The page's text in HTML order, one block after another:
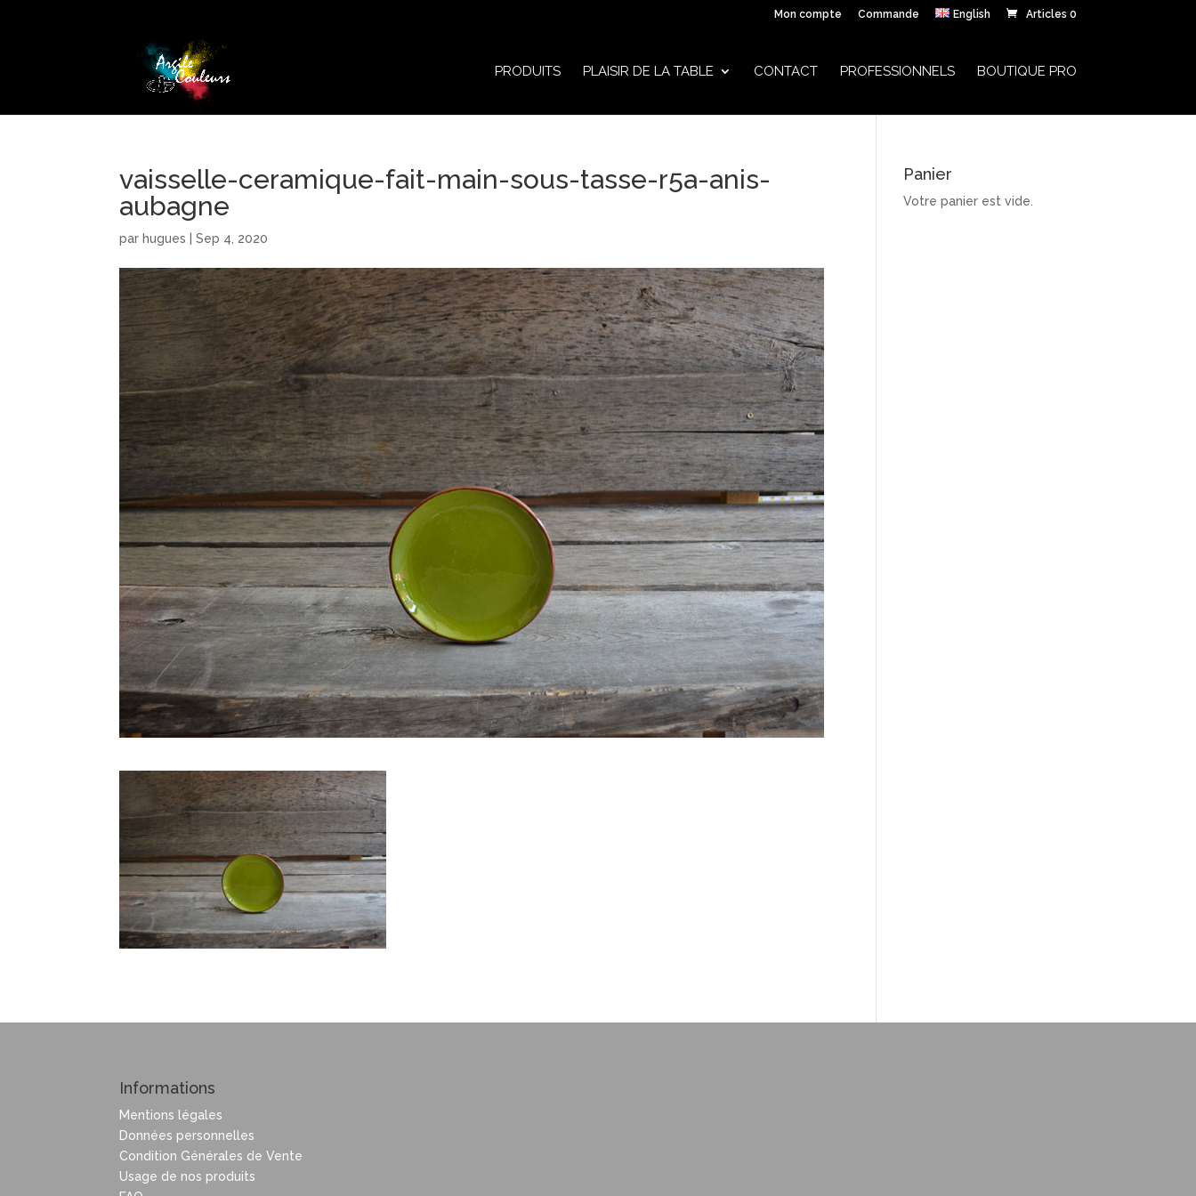
Mon compte Commande English Articles 0
PRODUITS PLAISIR DE LA TABLE CONTACT PROFESSIONNELS BOUTIQUE PRO
vaisselle-ceramique-fait-main-sous-tasse-r5a-anis-
aubagne
par hugues |Sep 4, 2020
Panier
Votre panier est vide.
Informations
Mentions légales
Données personnelles
Condition Générales de Vente
Usage de nos produits